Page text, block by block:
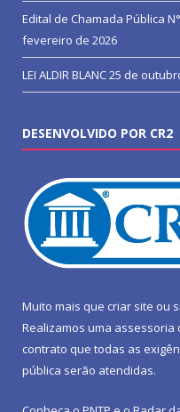
Edital de Chamada Pública
fevereiro de 2026
LEI ALDIR BLANC25 de
DESENVOLVIDO POR CR2
Muito mais que criar site ou
Realizamos uma assessoria
contrato que todas as
pública serão atendidas.